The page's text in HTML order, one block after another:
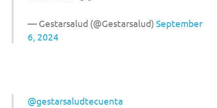
— Gestarsalud (@Gestarsalud) September
6, 2024
@gestarsaludtecuenta